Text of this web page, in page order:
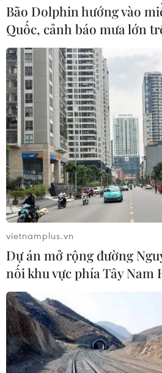
Phát huy giá trị nền
triển khoa học-công
16/01/2020 03:27
Trong bối cảnh cuộc cách mạng
ngành khoa học và công nghệ
khoa học-công nghệ thật sự trở
phát triển kinh tế nhanh, bền
Bão Dolphin hướng vào
Quốc, cảnh báo mưa lớn
vietnamplus.vn
Dự án mở rộng đường
nối khu vực phía Tây Nam